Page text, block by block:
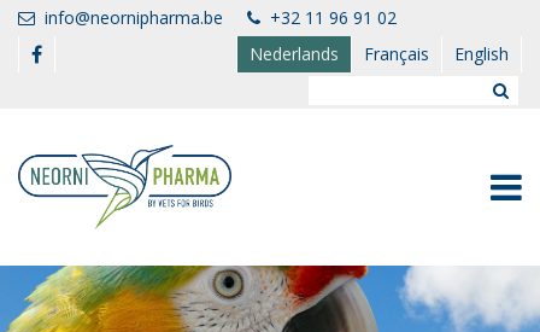
Overslaan en naar de inhoud gaan
info@neornipharma.be
+32 11 96 91 02
Nederlands
Français English